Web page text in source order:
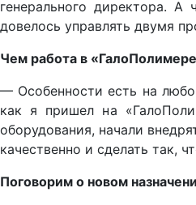
генерального директора.
довелось управлять двумя
Чем работа в
— Особенности есть на
как я пришел на
оборудования, начали
качественно и сделать так,
Поговорим о новом